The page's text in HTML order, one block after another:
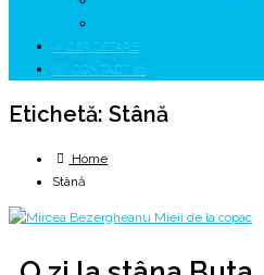
↗ CERCETARE
☏ CONTACT 📩
Etichetă: Stână
Home
Stână